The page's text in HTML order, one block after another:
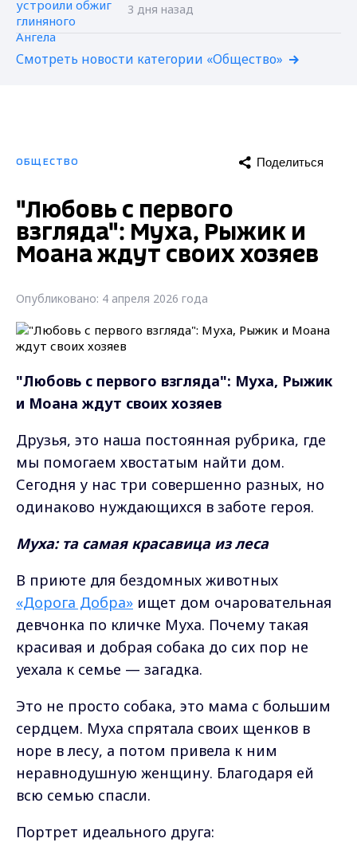
3 дня назад
Смотреть новости категории «Общество»
ОБЩЕСТВО Поделиться
"Любовь с первого
взгляда": Муха, Рыжик и
Моана ждут своих хозяев
Опубликовано: 4 апреля 2026 года
"Любовь с первого взгляда": Муха, Рыжик
и Моана ждут своих хозяев
Друзья, это наша постоянная рубрика, где
мы помогаем хвостатым найти дом.
Сегодня у нас три совершенно разных, но
одинаково нуждающихся в заботе героя.
Муха: та самая красавица из леса
В приюте для бездомных животных
«Дорога Добра» ищет дом очаровательная
девчонка по кличке Муха. Почему такая
красивая и добрая собака до сих пор не
уехала к семье — загадка.
Это не просто собака, это мама с большим
сердцем. Муха спрятала своих щенков в
норе в лесу, а потом привела к ним
неравнодушную женщину. Благодаря ей
всю семью спасли.
Портрет идеального друга: